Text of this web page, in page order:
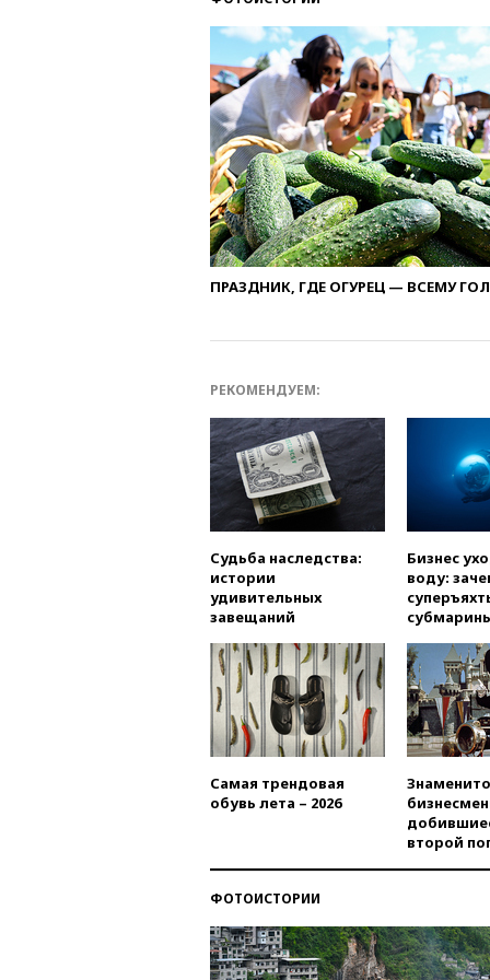
ПРАЗДНИК, ГДЕ ОГУРЕЦ — ВСЕМУ
РЕКОМЕНДУЕМ:
Судьба наследства:
истории
удивительных
завещаний
Бизнес
воду:
Самая трендовая
обувь лета – 2026
второй
ФОТОИСТОРИИ